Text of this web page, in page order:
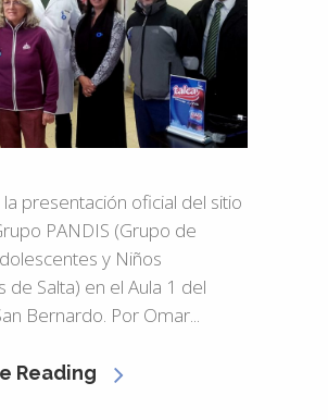
la presentación oficial del sitio
PANDIS (Grupo de
y Niños
de Salta) en el Aula 1 del
Bernardo. Por Omar...
Reading